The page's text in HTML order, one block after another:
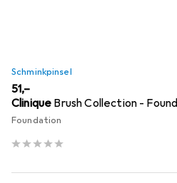
Schminkpinsel
EUR
51,–
Clinique Brush Collection -
Foundation